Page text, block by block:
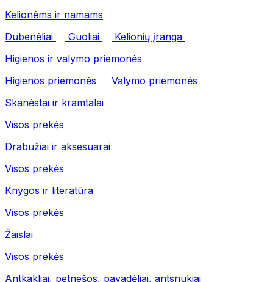
Kelionėms ir namams
Dubenėliai
Guoliai
Kelionių įranga
Higienos ir valymo priemonės
Higienos priemonės
Valymo priemonės
Skanėstai ir kramtalai
Visos prekės
Drabužiai ir aksesuarai
Visos prekės
Knygos ir literatūra
Visos prekės
Žaislai
Visos prekės
Antkakliai, petnešos, pavadėliai, antsnukiai